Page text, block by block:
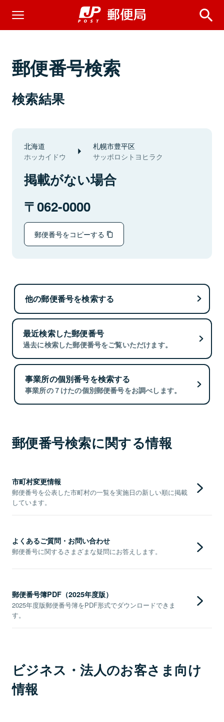
郵便番号検索
検索結果
北海道
ホッカイドウ
札幌市豊平区
サッポロシトヨヒラク
掲載がない場合
062-0000
郵便番号をコピーする
他の郵便番号を検索する
最近検索した郵便番号
過去に検索した郵便番号をご覧いただけます。
事業所の個別番号を検索する
事業所の７けたの個別郵便番号をお調べします。
郵便番号検索に関する情報
市町村変更情報
郵便番号を公表した市町村の一覧を実施日の新しい順に掲載
しています。
よくあるご質問・お問い合わせ
郵便番号に関するさまざまな疑問にお答えします。
郵便番号簿PDF（2025年度版）
2025年度版郵便番号簿をPDF形式でダウンロードできま
す。
ビジネス・法人のお客さま向け
情報